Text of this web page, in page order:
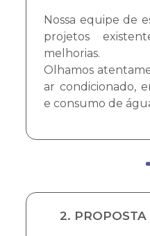
Nossa equipe de
projetos
melhorias.
Olhamos
ar condicionado,
e consumo de
2.